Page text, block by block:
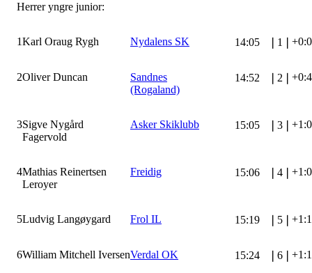
Herrer yngre junior:
1Karl Oraug Rygh Nydalens SK 14:05 1
2Oliver Duncan
Sandnes
(Rogaland)
14:52 2
3Sigve Nygård
Fagervold
Asker Skiklubb 15:05 3
4Mathias Reinertsen
Leroyer
Freidig 15:06 4
5Ludvig Langøygard Frol IL 15:19 5
6William Mitchell IversenVerdal OK 15:24 6